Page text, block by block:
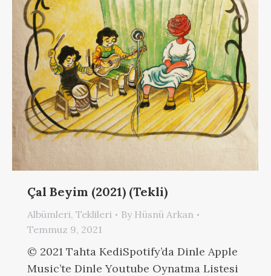
Çal Beyim (2021) (Tekli)
Albümleri, Teklileri By Hüsnü Arkan
Temmuz 9, 2021
© 2021 Tahta KediSpotify’da Dinle Apple
Music’te Dinle Youtube Oynatma Listesi